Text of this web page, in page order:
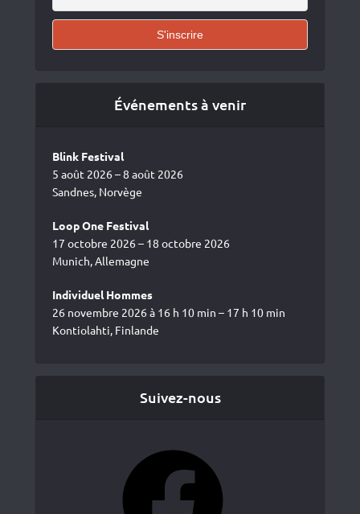
Événements à venir
Blink Festival
5 août 2026 – 8 août 2026
Sandnes, Norvège
Loop One Festival
17 octobre 2026 – 18 octobre 2026
Munich, Allemagne
Individuel Hommes
26 novembre 2026 à 16 h 10 min – 17 h 10 min
Kontiolahti, Finlande
Suivez-nous